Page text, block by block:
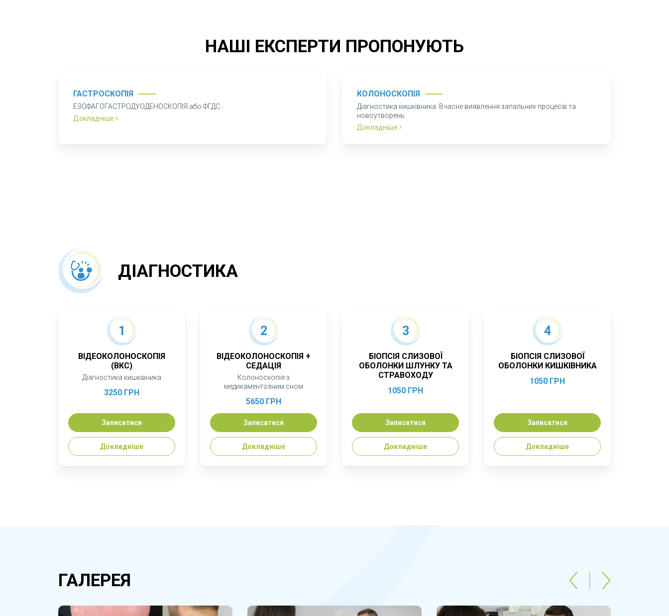
НАШІ ЕКСПЕРТИ ПРОПОНУЮТЬ
ГАСТРОСКОПІЯ
ЕЗОФАГОГАСТРОДУОДЕНОСКОПІЯ або ФГДС
Докладніше
КОЛОНОСКОПІЯ
Діагностика кишківника. Вчасне виявлення запальних процесів та
новоутворень
Докладніше
ДІАГНОСТИКА
1
ВІДЕОКОЛОНОСКОПІЯ
(ВКС)
Діагностика кишківника
3250 ГРН
Записатися
Докладніше
2
ВІДЕОКОЛОНОСКОПІЯ +
СЕДАЦІЯ
Колоноскопія з
медикаментозним сном
5650 ГРН
Записатися
Докладніше
3
БІОПСІЯ СЛИЗОВОЇ
ОБОЛОНКИ ШЛУНКУ ТА
СТРАВОХОДУ
1050 ГРН
Записатися
Докладніше
4
БІОПСІЯ СЛИЗОВОЇ
ОБОЛОНКИ КИШКІВНИКА
1050 ГРН
Записатися
Докладніше
ГАЛЕРЕЯ